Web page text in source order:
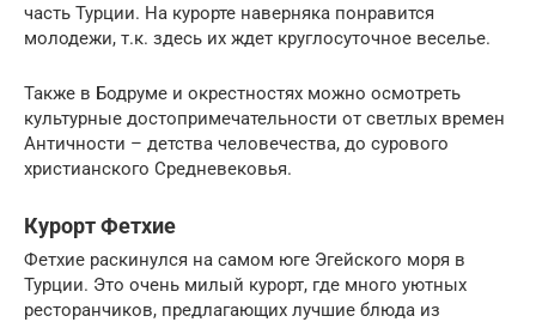
часть Турции. На курорте наверняка понравится
молодежи, т.к. здесь их ждет круглосуточное веселье.
Также в Бодруме и окрестностях можно осмотреть
культурные достопримечательности от светлых времен
Античности – детства человечества, до сурового
христианского Средневековья.
Курорт Фетхие
Фетхие раскинулся на самом юге Эгейского моря в
Турции. Это очень милый курорт, где много уютных
ресторанчиков, предлагающих лучшие блюда из